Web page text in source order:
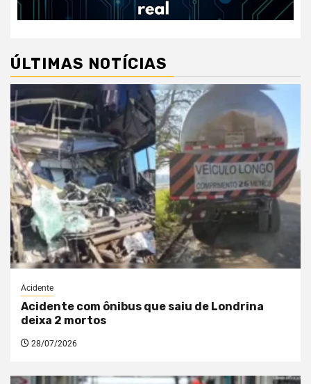
ÚLTIMAS NOTÍCIAS
Acidente
Acidente com ônibus que saiu de Londrina
deixa 2 mortos
28/07/2026